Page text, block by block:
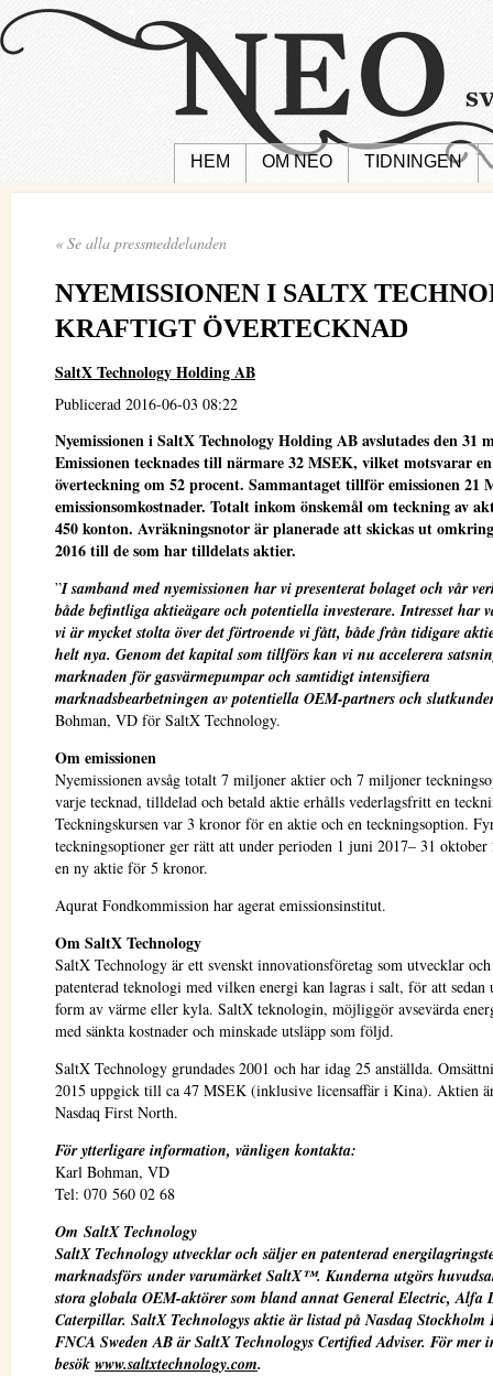
HEM OM NEO TIDNINGEN
« Se alla pressmeddelanden
NYEMISSIONEN I SALTX
KRAFTIGT ÖVERTECKNAD
SaltX Technology Holding AB
Publicerad 2016-06-03 08:22
Nyemissionen i SaltX Technology Holding AB avslutades den 31
Emissionen tecknades till närmare 32 MSEK, vilket motsvarar en
överteckning om 52 procent. Sammantaget tillför emissionen 21
emissionsomkostnader. Totalt inkom önskemål om teckning av
450 konton. Avräkningsnotor är planerade att skickas ut
2016 till de som har tilldelats aktier.
”I samband med nyemissionen har vi presenterat bolaget och vår
både befintliga aktieägare och potentiella investerare. Intresset har
vi är mycket stolta över det förtroende vi fått, både från tidigare
helt nya. Genom det kapital som tillförs kan vi nuaccelerera
marknaden för gasvärmepumpar och samtidigt intensifiera
marknadsbearbetningen av potentiella OEM-partners och
Bohman, VD för SaltX Technology.
Om emissionen
Nyemissionen avsåg totalt 7 miljoner aktier och 7 miljoner
varje tecknad, tilldelad och betald aktie erhålls vederlagsfritt en
Teckningskursen var 3 kronor för en aktie och en teckningsoption.
teckningsoptioner ger rätt att under perioden 1 juni 2017– 31 oktober
en ny aktie för 5 kronor.
Aqurat Fondkommission har agerat emissionsinstitut.
Om SaltX Technology
SaltX Technology är ett svenskt innovationsföretag som utvecklar
patenterad teknologi med vilken energi kan lagras i salt, för att sedan
form av värme eller kyla. SaltX teknologin, möjliggör avsevärda
med sänkta kostnader och minskade utsläpp som följd.
SaltX Technology grundades 2001 och har idag 25 anställda.
2015 uppgick till ca 47 MSEK (inklusive licensaffär i Kina). Aktien
Nasdaq First North.
För ytterligare information, vänligen kontakta:
Karl Bohman, VD
Tel: 070 560 02 68
Om SaltX Technology
SaltX Technology utvecklar och säljer en patenterad
marknadsförs under varumärket SaltX™. Kunderna utgörs
stora globala OEM-aktörer som bland annat General Electric, Alfa
Caterpillar. SaltX Technologys aktie är listad på Nasdaq
FNCA Sweden AB är SaltX Technologys Certified Adviser. För mer
besök www.saltxtechnology.com.